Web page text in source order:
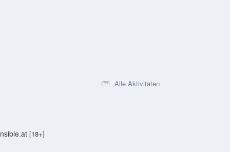
Alle Aktivitäten
[18+]